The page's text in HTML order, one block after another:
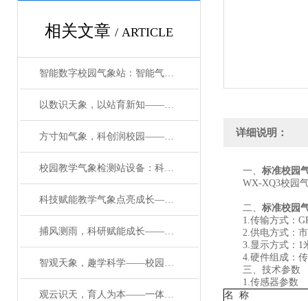
相关文章 / ARTICLE
智能数字校园气象站：智能气象护航，筑牢校园育人新阵地
以数识天象，以站育新知——智能数字校园气象站系统赋能校园科普
方寸知气象，科创润校园——一体化校园气象观测设备科普介绍#2026已更新
校园教学气象检测站设备：科技赋能气象，深耕实践育人
科技赋能教学气象点亮成长—教学自动气象观测站，打造无围墙的科学实验室
捕风测雨，科研赋能成长——科研级校园气象检测设备核心解析#2026已更新
智观天象，趣学科学——校园教学自动气象观测站打造科普新场景
观云识天，育人为本——一体化校园教学气象观测站的育人价值
详细说明：
一、 标准校园
WX-XQ3校园气
二、 标准校园
1.传输方式：
2.供电方式：市
3.显示方式：1
4.硬件组成：传
三、技术参数
1.传感器参数
名 称